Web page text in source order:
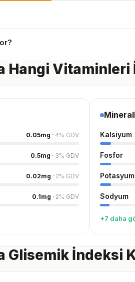
Hangi Vitaminleri
0.05mg · 4% GDV
0.5mg · 3% GDV
0.02mg · 2% GDV
0.1mg · 2% GDV
Kalsiyum
Fosfor
Potasyum
Sodyum
+7 daha
Glisemik İndeksi